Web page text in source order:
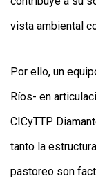
PRIVACIDAD
QUIENES
vista ambiental
Por ello, un
Ríos- en
CICyTTP
tanto la
pastoreo son